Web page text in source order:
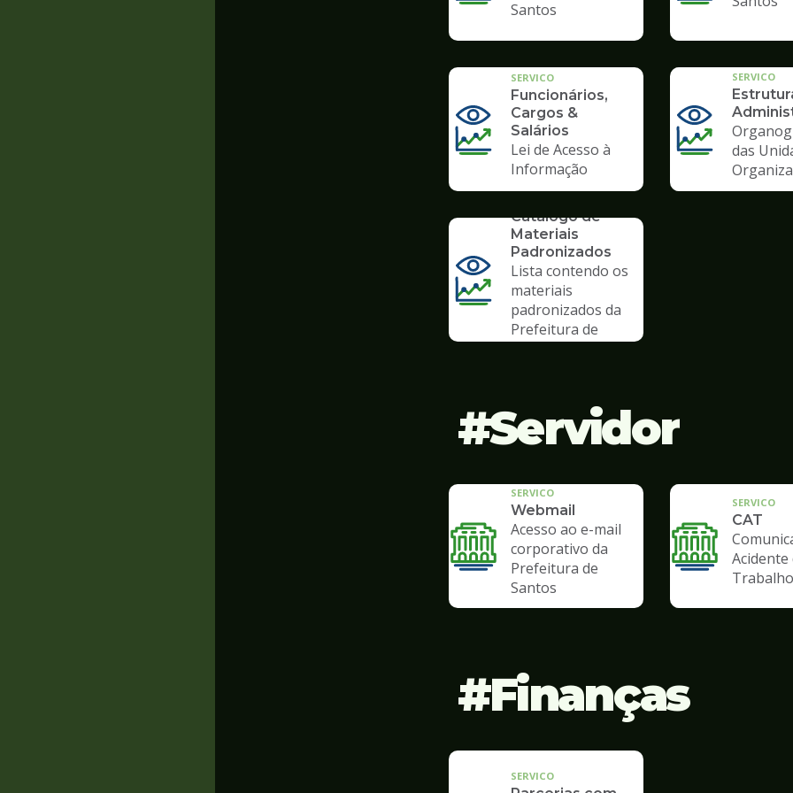
Santos
SERVICO
Funcionários,
Cargos &
Salários
Lei de Acesso à
Informação
SERVICO
das
Catálogo de
Materiais
Padronizados
Lista contendo os
materiais
padronizados da
Prefeitura de
Servidor
SERVICO
Webmail
Acesso ao e-mail
corporativo da
Prefeitura de
Santos
SERVICO
CAT
Acidente
Trabalho
Finanças
SERVICO